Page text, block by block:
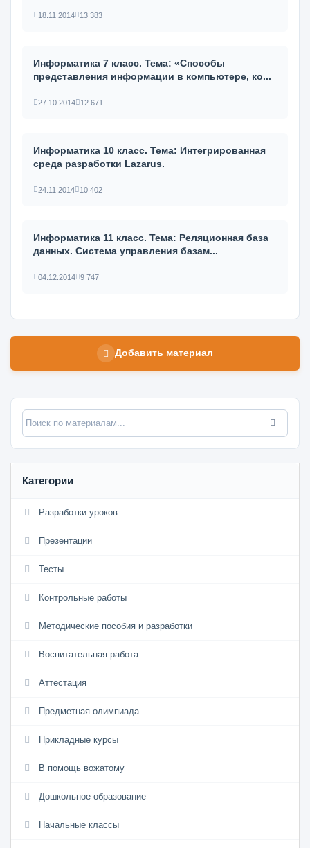
18.11.2014 13 383
Информатика 7 класс. Тема: «Способы
представления информации в компьютере, ко...
27.10.2014 12 671
Информатика 10 класс. Тема: Интегрированная
среда разработки Lazarus.
24.11.2014 10 402
Информатика 11 класс. Тема: Реляционная база
данных. Система управления базам...
04.12.2014 9 747
Добавить материал
Категории
Разработки уроков
Презентации
Тесты
Контрольные работы
Методические пособия и разработки
Воспитательная работа
Аттестация
Предметная олимпиада
Прикладные курсы
В помощь вожатому
Дошкольное образование
Начальные классы